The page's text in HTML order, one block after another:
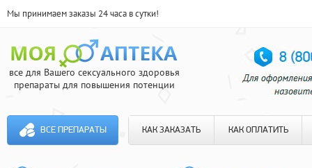
Мы принимаем заказы 24 часа в сутки!
все для Вашего сексуального здоровья
препараты для повышения потенции
ВСЕ ПРЕПАРАТЫ КАК ЗАКАЗАТЬ КАК ОПЛАТИТЬ